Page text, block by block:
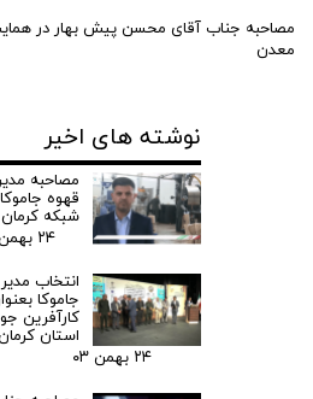
مصاحبه جناب آقای محسن پیش بهار در
معدن
نوشته های اخیر
مصاحبه
قهوه جاموکا
شبکه کرمان
۲۴ بهمن ۰۳
انتخاب
جاموکا
کارآفرین
استان
۲۴ بهمن ۰۳